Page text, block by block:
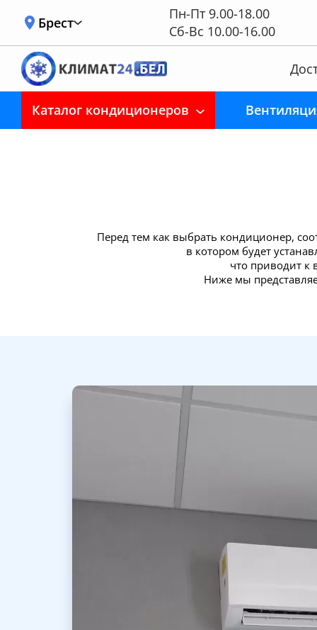
Брест
Пн-Пт 9.00-18.00
Сб-Вс 10.00-16.00
Каталог кондиционеров
Перед тем как выбрать кондиционер,
в котором будет
что приводит к
Ниже мы